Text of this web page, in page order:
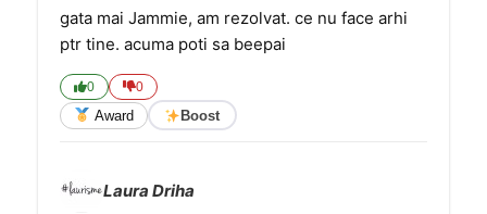
gata mai Jammie, am rezolvat. ce nu face arhi
ptr tine. acuma poti sa beepai
0 0
Award Boost
Laura Driha